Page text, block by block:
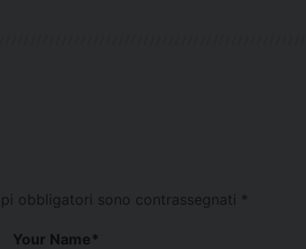
obbligatori sono contrassegnati *
Your Name*